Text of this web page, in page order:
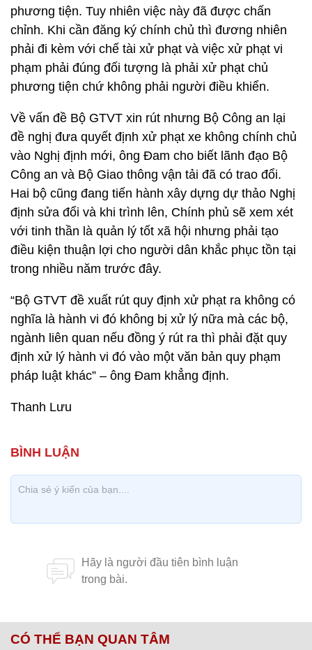
phương tiện. Tuy nhiên việc này đã được chấn
chỉnh. Khi cần đăng ký chính chủ thì đương nhiên
phải đi kèm với chế tài xử phạt và việc xử phạt vi
phạm phải đúng đối tượng là phải xử phạt chủ
phương tiện chứ không phải người điều khiển.
Về vấn đề Bộ GTVT xin rút nhưng Bộ Công an lại
đề nghị đưa quyết định xử phạt xe không chính chủ
vào Nghị định mới, ông Đam cho biết lãnh đạo Bộ
Công an và Bộ Giao thông vận tải đã có trao đổi.
Hai bộ cũng đang tiến hành xây dựng dự thảo Nghị
định sửa đổi và khi trình lên, Chính phủ sẽ xem xét
với tinh thần là quản lý tốt xã hội nhưng phải tạo
điều kiện thuận lợi cho người dân khắc phục tồn tại
trong nhiều năm trước đây.
“Bộ GTVT đề xuất rút quy định xử phạt ra không có
nghĩa là hành vi đó không bị xử lý nữa mà các bộ,
ngành liên quan nếu đồng ý rút ra thì phải đặt quy
định xử lý hành vi đó vào một văn bản quy phạm
pháp luật khác” – ông Đam khẳng định.
Thanh Lưu
CÓ THỂ BẠN QUAN TÂM